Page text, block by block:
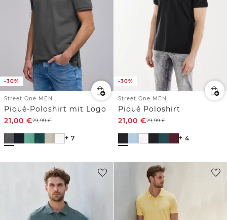
-30%
Street One MEN
Piqué-Poloshirt mit Logo
21,00 €29,99€
+ 7
-30%
Street One MEN
Piqué Poloshirt
21,00 €29,99€
+ 4